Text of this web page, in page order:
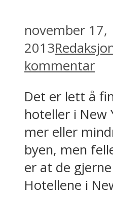
november 17,
2013
kommentar
Det er lett å
hoteller i New
mer eller
byen, men
er at de
Hotellene i